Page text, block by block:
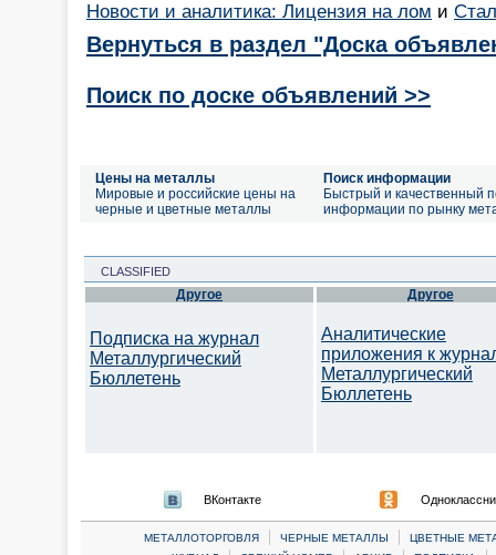
Новости и аналитика: Лицензия на лом и
Вернуться в раздел "Доска
Поиск по доске объявлений >>
Цены на металлы
Мировые и российские цены на
черные и цветные металлы
Поиск информации
Быстрый и качественный
информации по рынку
CLASSIFIED
Другое
Подписка на журнал
Металлургический
Бюллетень
Другое
Аналитические
приложения к
Металлургический
Бюллетень
ВКонтакте
МЕТАЛЛОТОРГОВЛЯ | ЧЕРНЫЕ МЕТАЛЛЫ |
ЦВЕТНЫЕ